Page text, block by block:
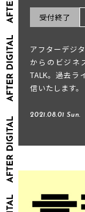
受付終了
アフターデジ
からのビジネ
TALK。過去ラ
信いたします。
2021.08.01 Sun.